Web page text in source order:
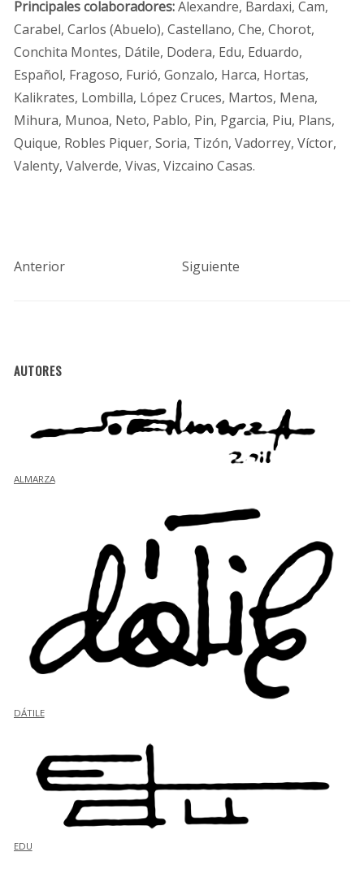
Principales colaboradores:Alexandre, Bardaxi, Cam,
Carabel, Carlos (Abuelo), Castellano, Che, Chorot,
Conchita Montes, Dátile, Dodera, Edu, Eduardo,
Español, Fragoso, Furió, Gonzalo, Harca, Hortas,
Kalikrates, Lombilla, López Cruces, Martos, Mena,
Mihura, Munoa, Neto, Pablo, Pin, Pgarcia, Piu, Plans,
Quique, Robles Piquer, Soria, Tizón, Vadorrey, Víctor,
Valenty, Valverde, Vivas, Vizcaino Casas.
Anterior Siguiente
AUTORES
ALMARZA
DÁTILE
EDU